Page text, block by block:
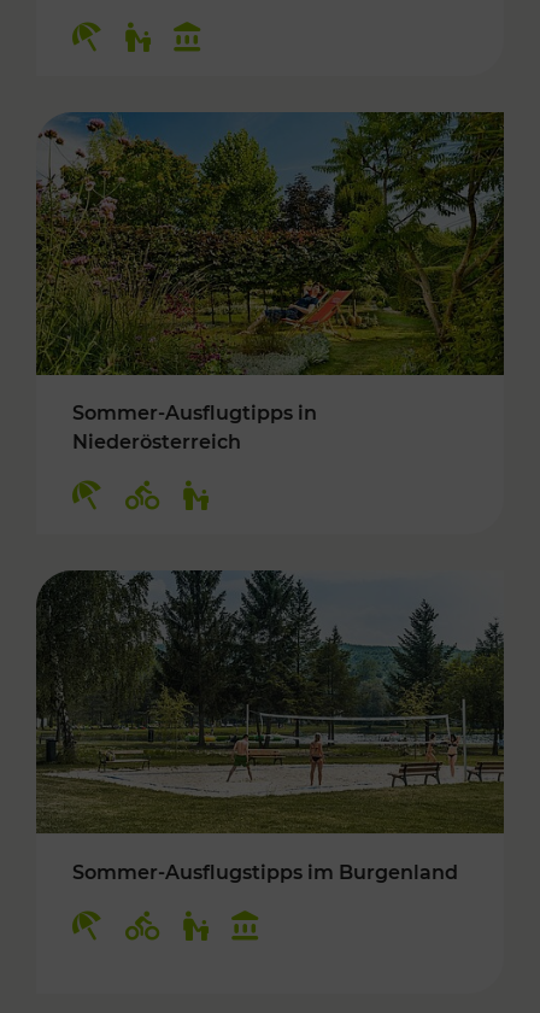
Sommer-Ausflugtipps in
Niederösterreich
Sommer-Ausflugstipps im Burgenland